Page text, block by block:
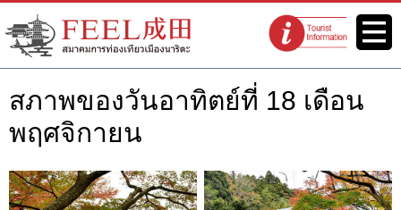
เว็บไซต์สมาคมการท่องเที่ยวเมือง
นาริตะ FEEL นาริตะ
จุดแนะนำนัก
ท่องเที่ยว
เมนู
สภาพของวันอาทิตย์ที่ 18 เดือน
พฤศจิกายน